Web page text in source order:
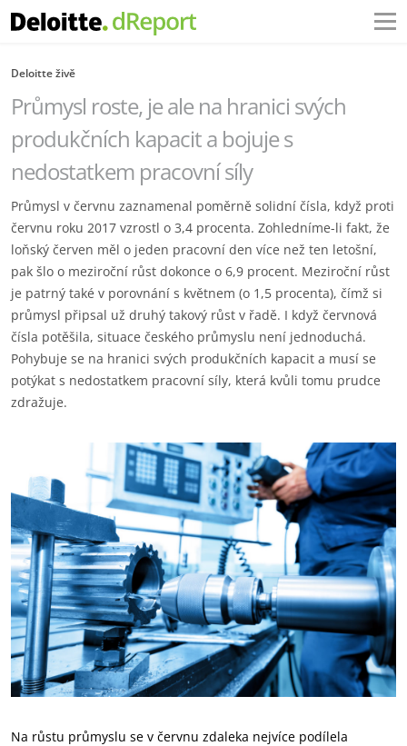
Deloitte živě
Průmysl roste, je ale na hranici svých
produkčních kapacit a bojuje s
nedostatkem pracovní síly
Průmysl v červnu zaznamenal poměrně solidní čísla, když proti
červnu roku 2017 vzrostl o 3,4 procenta. Zohledníme-li fakt, že
loňský červen měl o jeden pracovní den více než ten letošní,
pak šlo o meziroční růst dokonce o 6,9 procent. Meziroční růst
je patrný také v porovnání s květnem (o 1,5 procenta), čímž si
průmysl připsal už druhý takový růst v řadě. I když červnová
čísla potěšila, situace českého průmyslu není jednoduchá.
Pohybuje se na hranici svých produkčních kapacit a musí se
potýkat s nedostatkem pracovní síly, která kvůli tomu prudce
zdražuje.
Na růstu průmyslu se v červnu zdaleka nejvíce podílela